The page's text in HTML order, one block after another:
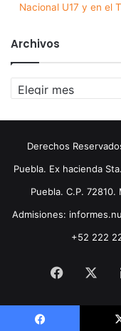
Nacional U17 y en el
Archivos
Archivos
Derechos
Puebla. Ex hacienda
Puebla. C.P.
Admisiones:
+52 222